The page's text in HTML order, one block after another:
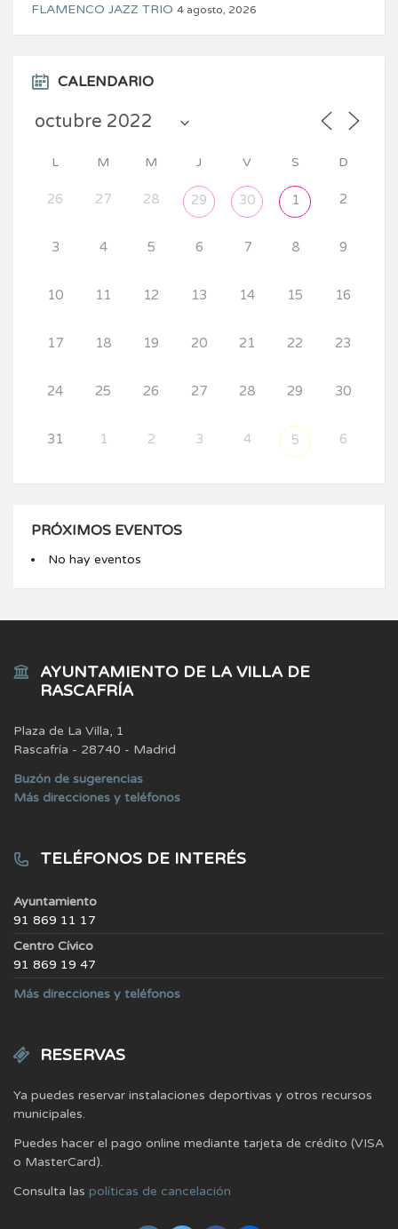
FLAMENCO JAZZ TRIO 4 agosto, 2026
CALENDARIO
L M M J V S D
26 27 28 29 30 1 2
3 4 5 6 7 8 9
10 11 12 13 14 15 16
17 18 19 20 21 22 23
24 25 26 27 28 29 30
31 1 2 3 4 5 6
PRÓXIMOS EVENTOS
No hay eventos
AYUNTAMIENTO DE LA VILLA DE
RASCAFRÍA
Plaza de La Villa, 1
Rascafría - 28740 - Madrid
Buzón de sugerencias
Más direcciones y teléfonos
TELÉFONOS DE INTERÉS
Ayuntamiento
91 869 11 17
Centro Cívico
91 869 19 47
Más direcciones y teléfonos
RESERVAS
Ya puedes reservar instalaciones deportivas y otros recursos
municipales.
Puedes hacer el pago online mediante tarjeta de crédito (VISA
o MasterCard).
Consulta las políticas de cancelación